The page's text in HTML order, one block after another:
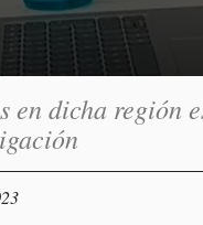
en dicha región